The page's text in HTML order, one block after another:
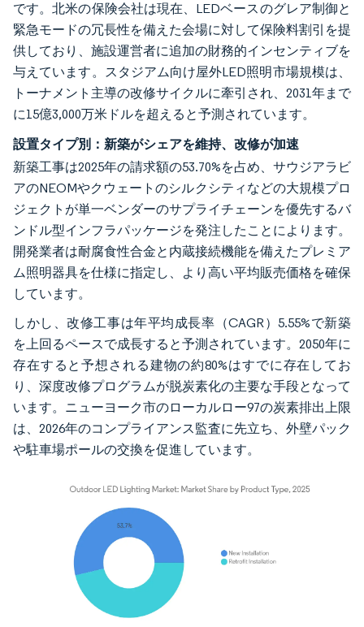
です。北米の保険会社は現在、LEDベースのグレア制御と
緊急モードの冗長性を備えた会場に対して保険料割引を提
供しており、施設運営者に追加の財務的インセンティブを
与えています。スタジアム向け屋外LED照明市場規模は、
トーナメント主導の改修サイクルに牽引され、2031年まで
に15億3,000万米ドルを超えると予測されています。
設置タイプ別：新築がシェアを維持、改修が加速
新築工事は2025年の請求額の53.70%を占め、サウジアラビ
アのNEOMやクウェートのシルクシティなどの大規模プロ
ジェクトが単一ベンダーのサプライチェーンを優先するバ
ンドル型インフラパッケージを発注したことによります。
開発業者は耐腐食性合金と内蔵接続機能を備えたプレミア
ム照明器具を仕様に指定し、より高い平均販売価格を確保
しています。
しかし、改修工事は年平均成長率（CAGR）5.55%で新築
を上回るペースで成長すると予測されています。2050年に
存在すると予想される建物の約80%はすでに存在してお
り、深度改修プログラムが脱炭素化の主要な手段となって
います。ニューヨーク市のローカルロー97の炭素排出上限
は、2026年のコンプライアンス監査に先立ち、外壁パック
や駐車場ポールの交換を促進しています。